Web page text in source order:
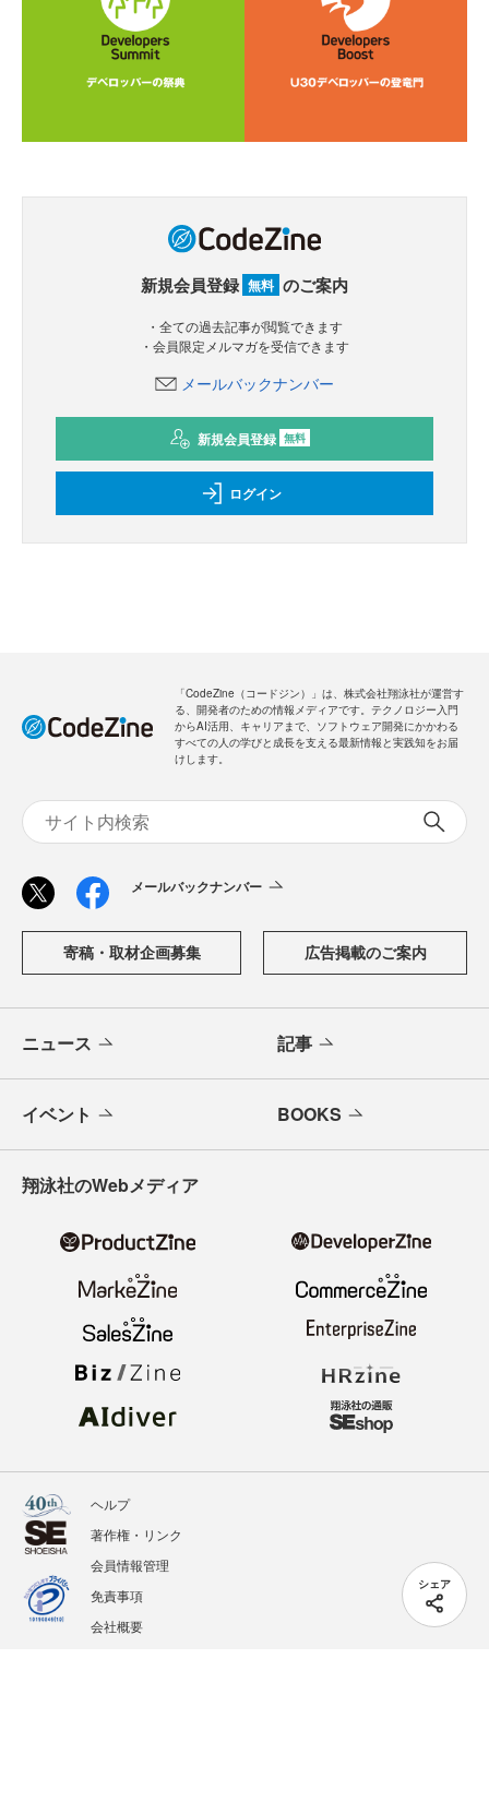
シェア
新規会員登録 無料 のご案内
・全ての過去記事が閲覧できます
・会員限定メルマガを受信できます
メールバックナンバー
新規会員登録 無料
ログイン
「CodeZine（コードジン）」は、株式会社翔泳社が運営す
る、開発者のための情報メディアです。テクノロジー入門
からAI活用、キャリアまで、ソフトウェア開発にかかわる
すべての人の学びと成長を支える最新情報と実践知をお届
けします。
メールバックナンバー
寄稿・取材企画募集 広告掲載のご案内
ニュース 記事
イベント BOOKS
翔泳社のWebメディア
ヘルプ
著作権・リンク
会員情報管理
免責事項
会社概要